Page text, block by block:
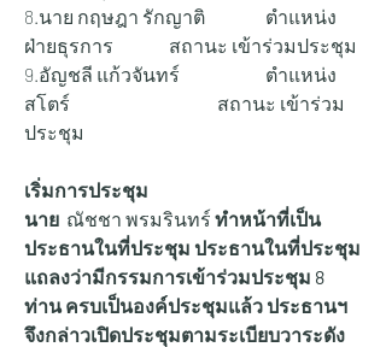
8.นาย กฤษฎา รักญาติ 		ตำแหน่ง
ฝ่ายธุรการ 		สถานะ เข้าร่วมประชุม
9.อัญชลี แก้วจันทร์ 		ตำแหน่ง
สโตร์ 			สถานะ เข้าร่วม
ประชุม
เริ่มการประชุม
นาย ณัชชา พรมรินทร์ ทำหน้าที่เป็น
ประธานในที่ประชุม ประธานในที่ประชุม
แถลงว่ามีกรรมการเข้าร่วมประชุม 8
ท่าน ครบเป็นองค์ประชุมแล้ว ประธานฯ
จึงกล่าวเปิดประชุมตามระเบียบวาระดัง